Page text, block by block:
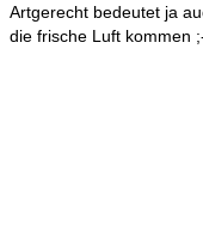
Artgerecht bedeutet ja
die frische Luft kommen